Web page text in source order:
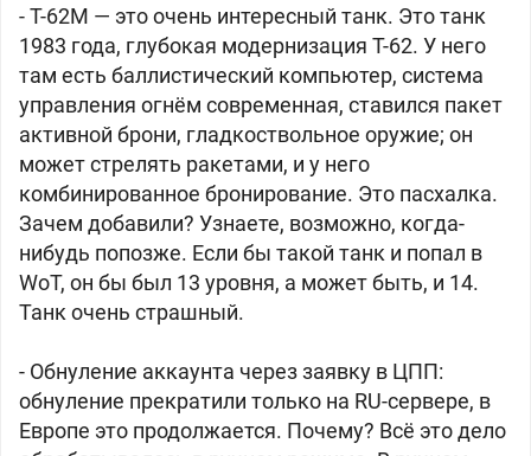
- Т-62М — это очень интересный танк. Это танк
1983 года, глубокая модернизация Т-62. У него
там есть баллистический компьютер, система
управления огнём современная, ставился пакет
активной брони, гладкоствольное оружие; он
может стрелять ракетами, и у него
комбинированное бронирование. Это пасхалка.
Зачем добавили? Узнаете, возможно, когда-
нибудь попозже. Если бы такой танк и попал в
WoT, он бы был 13 уровня, а может быть, и 14.
Танк очень страшный.
- Обнуление аккаунта через заявку в ЦПП:
обнуление прекратили только на RU-сервере, в
Европе это продолжается. Почему? Всё это дело